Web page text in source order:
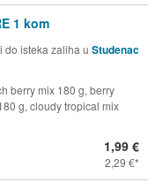
1 kom
do isteka zaliha u Studenac
berry mix 180 g, berry
g, cloudy tropical mix
1,99 €
2,29 €